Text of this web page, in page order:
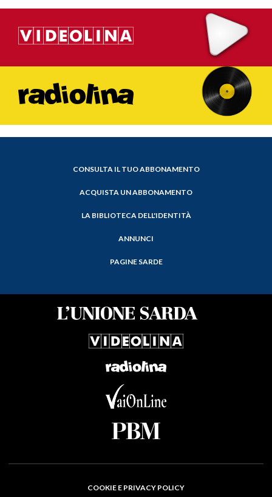
CONSULTA IL TUO ABBONAMENTO
ACQUISTA UN ABBONAMENTO
LA BIBLIOTECA DELL'IDENTITÀ
ANNUNCI
PAGINE SARDE
COOKIE E PRIVACY POLICY